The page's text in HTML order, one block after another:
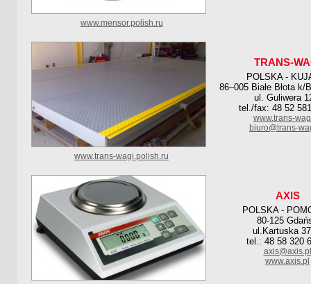
www.mensor.polish.ru
TRANS-
POLSKA -
86–005 Białe Błota
ul. Guliwera
tel./fax: 48 52
www.trans-
biuro@trans-
www.trans-wagi.polish.ru
AXIS
POLSKA -
80-125
ul.Kartuska
tel.: 48 58 320
axis@axis.pl
www.axis.pl